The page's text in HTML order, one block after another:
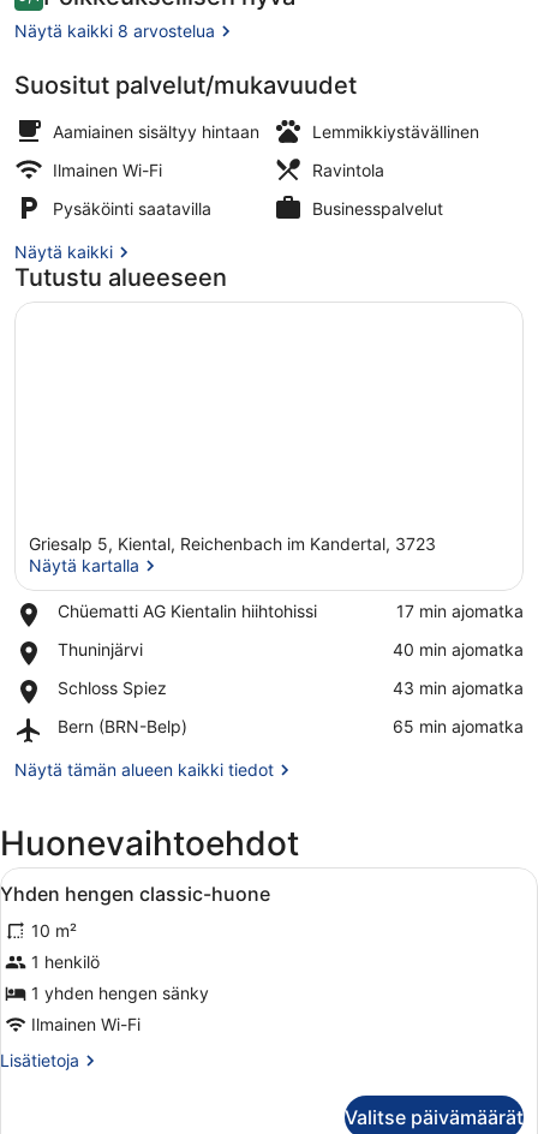
Kahden hengen superior-huone |
Näytä kaikki 8 arvostelua
Suositut palvelut/mukavuudet
Aamiainen sisältyy hintaan
Lemmikkiystävällinen
Ilmainen Wi-Fi
Ravintola
Pysäköinti saatavilla
Businesspalvelut
Näytä kaikki
Tutustu alueeseen
Griesalp 5, Kiental, Reichenbach im Kandertal, 3723
Näytä kartalla
Chüematti AG Kientalin hiihtohissi
Place,
AG
hiihtohissi
‪17 min ajomatka‬
Thuninjärvi
Place,
‪40 min ajomatka‬
Schloss Spiez
Place,
Spiez
‪43 min ajomatka‬
Bern (BRN-Belp)
Airport,
(BRN-
‪65 min ajomatka‬
Näytä tämän alueen kaikki tiedot
Huonevaihtoehdot
Avaa
kaikki
huonetyypin
Yhden
hengen
classic-
kuvat
Makuuhuoneessa on sänky,
1
Yhden hengen classic-huone
10 m²
1 henkilö
1 yhden hengen sänky
Ilmainen Wi-Fi
Lisätietoja
Lisätietoja
Valitse päivämäärät